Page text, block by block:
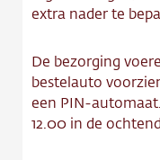
Over ons
Contact
Vacature
extra nader te
De bezorging
bestelauto
een PIN-
12.00 in de ochtend.